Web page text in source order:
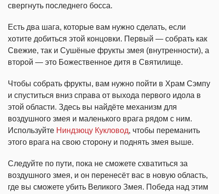
свергнуть последнего босса.
Есть два шага, которые вам нужно сделать, если
хотите добиться этой концовки. Первый — собрать как
Свежие, так и Сушёные фрукты змея (внутренности), а
второй — это Божественное дитя в Святилище.
Чтобы собрать фрукты, вам нужно пойти в Храм Сэмпу
и спуститься вниз справа от выхода первого идола в
этой области. Здесь вы найдёте механизм для
воздушного змея и маленького врага рядом с ним.
Используйте Ниндзюцу Кукловод, чтобы переманить
этого врага на свою сторону и поднять змея выше.
Следуйте по пути, пока не сможете схватиться за
воздушного змея, и он перенесёт вас в новую область,
где вы сможете убить Великого Змея. Победа над этим